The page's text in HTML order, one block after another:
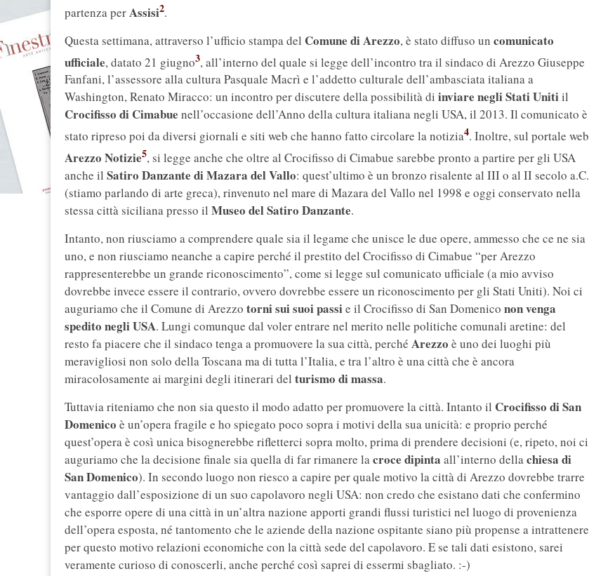
partenza perAssisi2.
Questa settimana, attraverso l’ufficio stampa del Comune di Arezzo, è stato diffuso un comunicato
ufficiale, datato 21 giugno3, all’interno del quale si legge dell’incontro tra il sindaco di Arezzo Giuseppe
Fanfani, l’assessore alla cultura Pasquale Macrì e l’addetto culturale dell’ambasciata italiana a
Washington, Renato Miracco: un incontro per discutere della possibilità di inviare negli Stati Unitiil
Crocifisso di Cimabue nell’occasione dell’Anno della cultura italiana negli USA, il 2013. Il comunicato è
stato ripreso poi da diversi giornali e siti web che hanno fatto circolare la notizia4. Inoltre, sul portale web
Arezzo Notizie5, si legge anche che oltre al Crocifisso di Cimabue sarebbe pronto a partire per gli USA
anche il Satiro Danzante di Mazara del Vallo: quest’ultimo è un bronzo risalente al III o al II secolo a.C.
(stiamo parlando di arte greca), rinvenuto nel mare di Mazara del Vallo nel 1998 e oggi conservato nella
stessa città siciliana presso il Museo del Satiro Danzante.
Intanto, non riusciamo a comprendere quale sia il legame che unisce le due opere, ammesso che ce ne sia
uno, e non riusciamo neanche a capire perché il prestito del Crocifisso di Cimabue “per Arezzo
rappresenterebbe un grande riconoscimento”, come si legge sul comunicato ufficiale (a mio avviso
dovrebbe invece essere il contrario, ovvero dovrebbe essere un riconoscimento per gli Stati Uniti). Noi ci
auguriamo che il Comune di Arezzo torni sui suoi passie il Crocifisso di San Domenico non venga
spedito negli USA. Lungi comunque dal voler entrare nel merito nelle politiche comunali aretine: del
resto fa piacere che il sindaco tenga a promuovere la sua città, perché Arezzo è uno dei luoghi più
meravigliosi non solo della Toscana ma di tutta l’Italia, e tra l’altro è una città che è ancora
miracolosamente ai margini degli itinerari del turismo di massa.
Tuttavia riteniamo che non sia questo il modo adatto per promuovere la città. Intanto il Crocifisso di San
Domenico è un’opera fragile e ho spiegato poco sopra i motivi della sua unicità: e proprio perché
quest’opera è così unica bisognerebbe rifletterci sopra molto, prima di prendere decisioni (e, ripeto, noi ci
auguriamo che la decisione finale sia quella di far rimanere lacroce dipinta all’interno dellachiesa di
San Domenico). In secondo luogo non riesco a capire per quale motivo la città di Arezzo dovrebbe trarre
vantaggio dall’esposizione di un suo capolavoro negli USA: non credo che esistano dati che confermino
che esporre opere di una città in un’altra nazione apporti grandi flussi turistici nel luogo di provenienza
dell’opera esposta, né tantomento che le aziende della nazione ospitante siano più propense a intrattenere
per questo motivo relazioni economiche con la città sede del capolavoro. E se tali dati esistono, sarei
veramente curioso di conoscerli, anche perché così saprei di essermi sbagliato. :-)